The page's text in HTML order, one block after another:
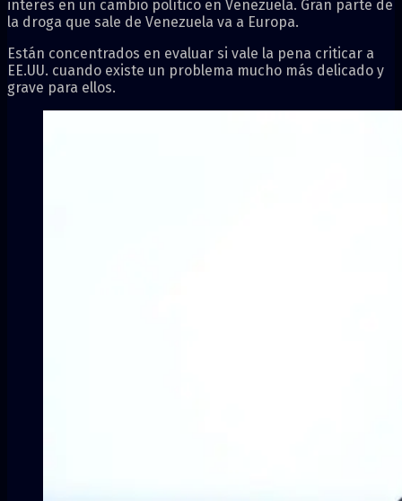
interés en un cambio político en Venezuela. Gran parte de
la droga que sale de Venezuela va a Europa.
Están concentrados en evaluar si vale la pena criticar a
EE.UU. cuando existe un problema mucho más delicado y
grave para ellos.